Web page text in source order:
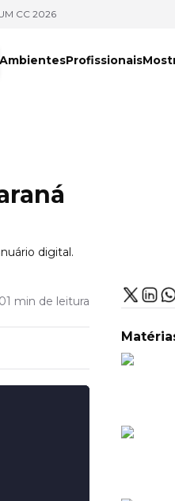
CC 2026
AmbientesProfissionais
digital.
01 min de leitura